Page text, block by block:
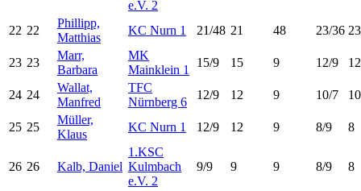
e.V. 2
22 22
Phillipp,
Matthias
KC Nurn 1 21/48 21 48 23/36 23
23 23
Marr,
Barbara
MK
Mainklein 1
15/9 15 9 12/9 12
24 24
Wallat,
Manfred
TFC
Nürnberg 6
12/9 12 9 10/7 10
25 25
Müller,
Klaus
KC Nurn 1 12/9 12 9 8/9 8
26 26 Kalb, Daniel
1.KSC
Kulmbach
e.V. 2
9/9 9 9 8/9 8